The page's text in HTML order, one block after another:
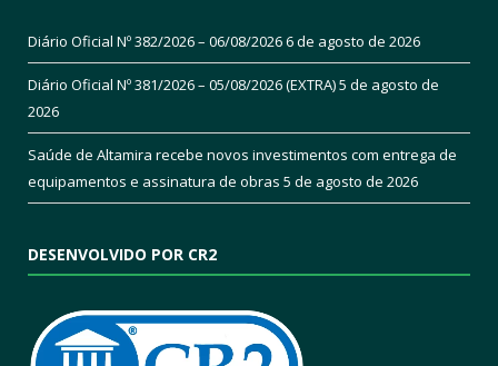
Diário Oficial Nº 382/2026 – 06/08/20266 de agosto de 2026
Diário Oficial Nº 381/2026 – 05/08/2026 (EXTRA)5 de agosto de
2026
Saúde de Altamira recebe novos investimentos com entrega de
equipamentos e assinatura de obras 5 de agosto de 2026
DESENVOLVIDO POR CR2